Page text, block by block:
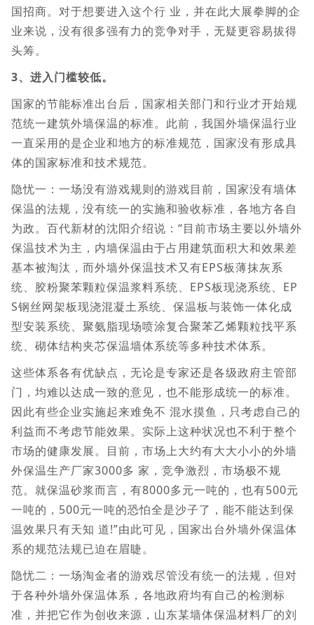
国招商。对于想要进入这个行 业，并在此大展拳脚的企
业来说，没有很多强有力的竞争对手，无疑更容易拔得
头筹。
3、进入门槛较低。
国家的节能标准出台后，国家相关部门和行业才开始规
范统一建筑外墙保温的标准。此前，我国外墙保温行业
一直采用的是企业和地方的标准规范，国家没有形成具
体的国家标准和技术规范。
隐忧一：一场没有游戏规则的游戏目前，国家没有墙体
保温的法规，没有统一的实施和验收标准，各地方各自
为政。百代新材的沈阳介绍说：“目前市场主要以外墙外
保温技术为主，内墙保温由于占用建筑面积大和效果差
基本被淘汰，而外墙外保温技术又有EPS板薄抹灰系
统、胶粉聚苯颗粒保温浆料系统、EPS板现浇系统、EP
S钢丝网架板现浇混凝土系统、保温板与装饰一体化成
型安装系统、聚氨脂现场喷涂复合聚苯乙烯颗粒找平系
统、砌体结构夹芯保温墙体系统等多种技术体系。
这些体系各有优缺点，无论是专家还是各级政府主管部
门，均难以达成一致的意见，也不能形成统一的标准。
因此有些企业实施起来难免不 混水摸鱼，只考虑自己的
利益而不考虑节能效果。实际上这种状况也不利于整个
市场的健康发展。目前，市场上大约有大大小小的外墙
外保温生产厂家3000多 家，竞争激烈，市场极不规
范。就保温砂浆而言，有8000多元一吨的，也有500元
一吨的，500元一吨的恐怕全是沙子了，能不能达到保
温效果只有天知 道!”由此可见，国家出台外墙外保温体
系的规范法规已迫在眉睫。
隐忧二：一场淘金者的游戏尽管没有统一的法规，但对
于各种外墙外保温体系，各地政府均有自己的检测标
准，并把它作为创收来源，山东某墙体保温材料厂的刘